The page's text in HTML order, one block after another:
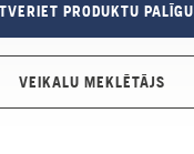
PRODUKTU PALĪGU
VEIKALU MEKLĒTĀJS